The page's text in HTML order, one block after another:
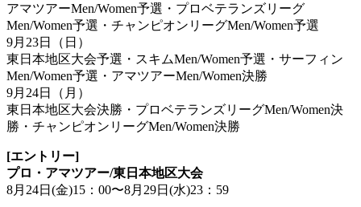
アマツアーMen/Women予選・プロベテランズリーグ
Men/Women予選・チャンピオンリーグMen/Women予選
9月23日（日）
東日本地区大会予選・スキムMen/Women予選・サーフィン
Men/Women予選・アマツアーMen/Women決勝
9月24日（月）
東日本地区大会決勝・プロベテランズリーグMen/Women決
勝・チャンピオンリーグMen/Women決勝
[エントリー]
プロ・アマツアー/東日本地区大会
8月24日(金)15：00〜8月29日(水)23：59